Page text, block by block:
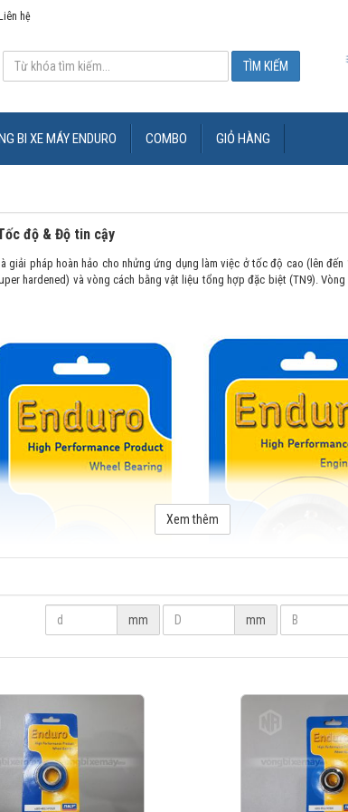
Liên hệ
BI XE MÁY ENDURO COMBO GIỎ HÀNG
độ & Độ tin cậy
giải pháp hoàn hảo cho nhửng ứng dụng làm việc ở tốc độ cao (lên
hardened) và vòng cách bằng vật liệu tổng hợp đặc biệt (TN9).
Vòng bi bạc đạn SKF Enduro - Đáp ứng nhu cầu về Tốc độ & Độ tin cậy
được lực ly tâm và độ ma sát, cho khả năng làm việc với tốc độ cao
vững của vòng bi và ít bị biến dạng dưới tác động của tải trọng
Xem thêm
mm mm